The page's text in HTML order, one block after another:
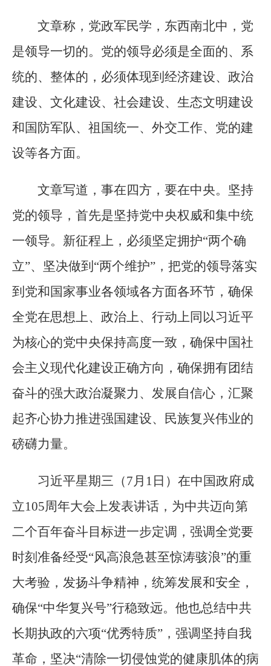
文章称，党政军民学，东西南北中，党
是领导一切的。党的领导必须是全面的、系
统的、整体的，必须体现到经济建设、政治
建设、文化建设、社会建设、生态文明建设
和国防军队、祖国统一、外交工作、党的建
设等各方面。
文章写道，事在四方，要在中央。坚持
党的领导，首先是坚持党中央权威和集中统
一领导。新征程上，必须坚定拥护“两个确
立”、坚决做到“两个维护”，把党的领导落实
到党和国家事业各领域各方面各环节，确保
全党在思想上、政治上、行动上同以习近平
为核心的党中央保持高度一致，确保中国社
会主义现代化建设正确方向，确保拥有团结
奋斗的强大政治凝聚力、发展自信心，汇聚
起齐心协力推进强国建设、民族复兴伟业的
磅礴力量。
习近平星期三（7月1日）在中国政府成
立105周年大会上发表讲话，为中共迈向第
二个百年奋斗目标进一步定调，强调全党要
时刻准备经受“风高浪急甚至惊涛骇浪”的重
大考验，发扬斗争精神，统筹发展和安全，
确保“中华复兴号”行稳致远。他也总结中共
长期执政的六项“优秀特质”，强调坚持自我
革命，坚决“清除一切侵蚀党的健康肌体的病